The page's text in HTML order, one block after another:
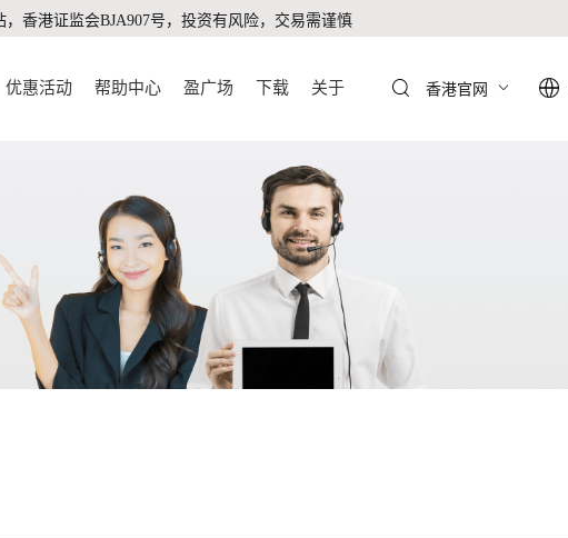
香港证监会BJA907号，投资有风险，交易需谨慎
优惠活动 帮助中心 盈广场 下载 关于 香港官网